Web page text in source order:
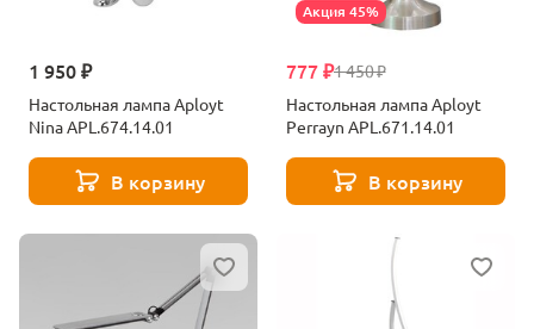
1 950 ₽
Настольная лампа Aployt
Nina APL.674.14.01
В корзину
Акция 45%
1 450 ₽
777 ₽
Настольная лампа Aployt
Perrayn APL.671.14.01
В корзину